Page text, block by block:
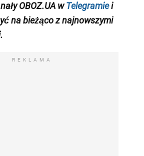
OBOZ.UA wTelegramiei
na bieżąco znajnowszymi
.
REKLAMA